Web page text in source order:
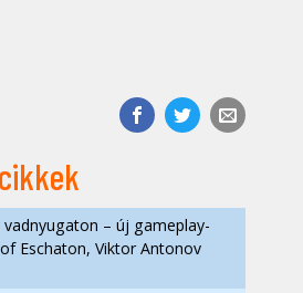
– új gameplay-
Eschaton, Viktor Antonov